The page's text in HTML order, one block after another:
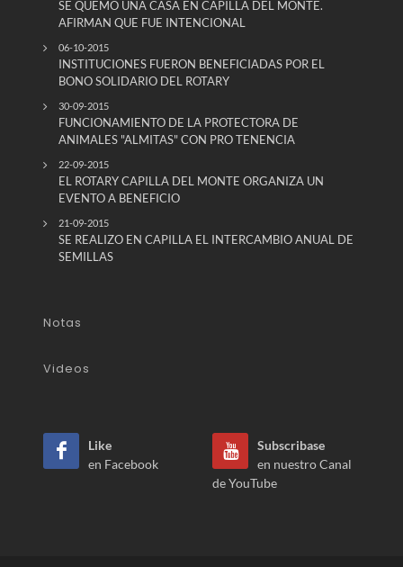
SE QUEMO UNA CASA EN CAPILLA DEL MONTE.
AFIRMAN QUE FUE INTENCIONAL
06-10-2015
INSTITUCIONES FUERON BENEFICIADAS POR EL
BONO SOLIDARIO DEL ROTARY
30-09-2015
FUNCIONAMIENTO DE LA PROTECTORA DE
ANIMALES "ALMITAS" CON PRO TENENCIA
22-09-2015
EL ROTARY CAPILLA DEL MONTE ORGANIZA UN
EVENTO A BENEFICIO
21-09-2015
SE REALIZO EN CAPILLA EL INTERCAMBIO ANUAL DE
SEMILLAS
Notas
Videos
Like
en Facebook
Subscribase
en nuestro Canal
de YouTube